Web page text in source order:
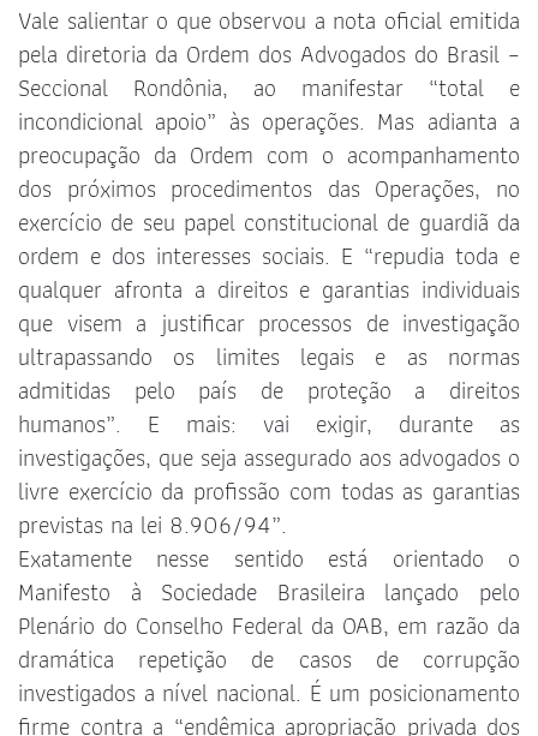
Vale salientar o que observou a nota oficial emitida
pela diretoria da Ordem dos Advogados do Brasil –
Seccional Rondônia, ao manifestar “total e
incondicional apoio” às operações. Mas adianta a
preocupação da Ordem com o acompanhamento
dos próximos procedimentos das Operações, no
exercício de seu papel constitucional de guardiã da
ordem e dos interesses sociais. E “repudia toda e
qualquer afronta a direitos e garantias individuais
que visem a justificar processos de investigação
ultrapassando os limites legais e as normas
admitidas pelo país de proteção a direitos
humanos”. E mais: vai exigir, durante as
investigações, que seja assegurado aos advogados o
livre exercício da profissão com todas as garantias
previstas na lei 8.906/94”.
Exatamente nesse sentido está orientado o
Manifesto à Sociedade Brasileira lançado pelo
Plenário do Conselho Federal da OAB, em razão da
dramática repetição de casos de corrupção
investigados a nível nacional. É um posicionamento
firme contra a “endêmica apropriação privada dos